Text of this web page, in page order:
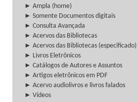
► Ampla (home)
► Somente Documentos digitais
► Consulta Avançada
► Acervos das Bibliotecas
► Acervos das Bibliotecas (especificado)
► Livros Eletrônicos
► Catálogos de Autores e Assuntos
► Artigos eletrônicos em PDF
► Acervo audiolivros e livros falados
► Vídeos